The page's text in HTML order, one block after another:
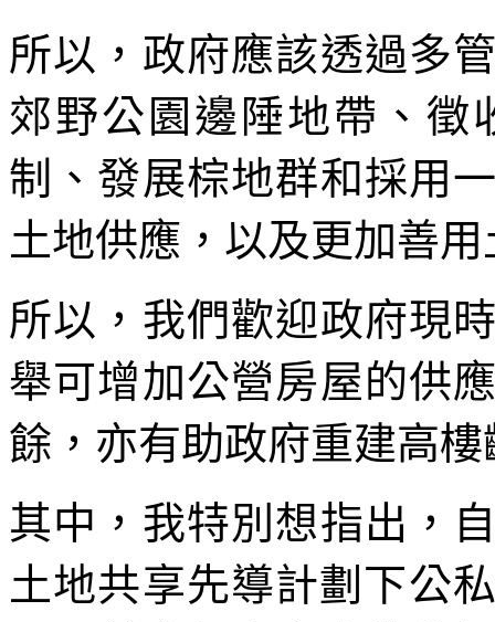
所以，政府應該透過多
郊野公園邊陲地帶、徵
制、發展棕地群和採用
土地供應，以及更加善
所以，我們歡迎政府現
舉可增加公營房屋的供
餘，亦有助政府重建高
其中，我特別想指出，
土地共享先導計劃下公